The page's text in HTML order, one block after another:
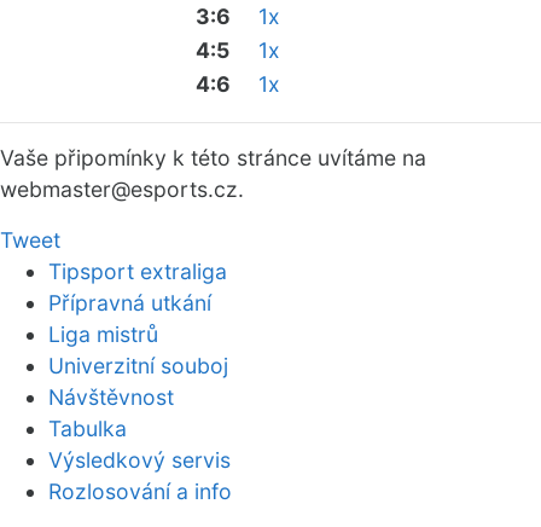
3:6
1x
4:5
1x
4:6
1x
Vaše připomínky k této stránce uvítáme na
webmaster@esports.cz.
Tweet
Tipsport extraliga
Přípravná utkání
Liga mistrů
Univerzitní souboj
Návštěvnost
Tabulka
Výsledkový servis
Rozlosování a info